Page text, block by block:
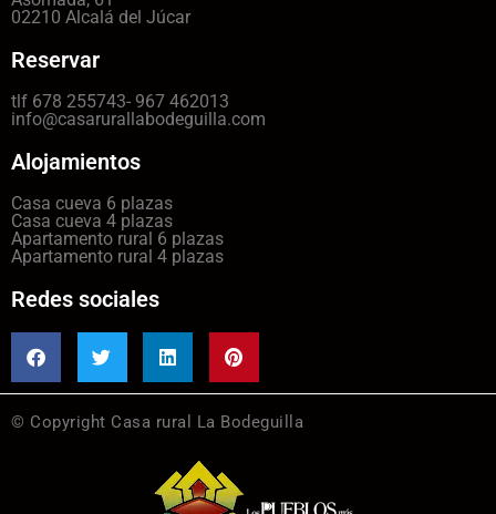
02210 Alcalá del Júcar
Reservar
tlf 678 255743- 967 462013
info@casarurallabodeguilla.com
Alojamientos
Casa cueva 6 plazas
Casa cueva 4 plazas
Apartamento rural 6 plazas
Apartamento rural 4 plazas
Redes sociales
© Copyright Casa rural La Bodeguilla